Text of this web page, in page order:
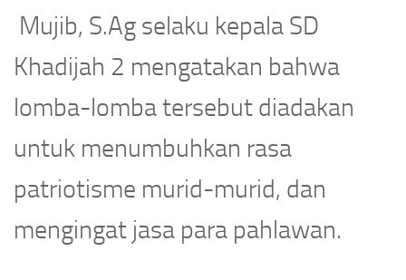
Mujib, S.Ag selaku kepala SD
Khadijah 2 mengatakan bahwa
lomba-lomba tersebut diadakan
untuk menumbuhkan rasa
patriotisme murid-murid, dan
mengingat jasa para pahlawan.